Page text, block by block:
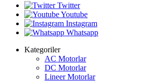
Twitter
Youtube
Instagram
Whatsapp
Kategoriler
AC Motorlar
DC Motorlar
Lineer Motorlar